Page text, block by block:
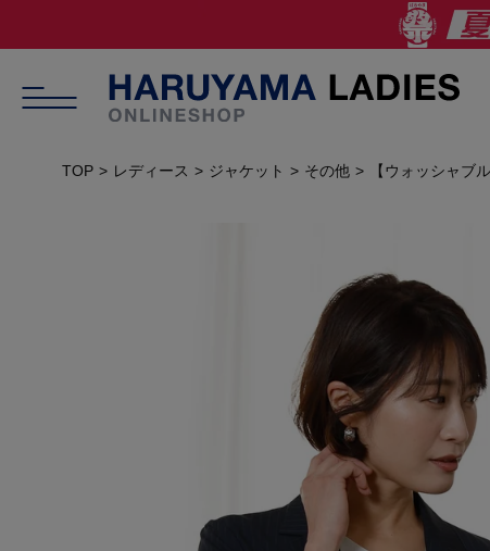
TOP レディース ジャケット その他 【ウォッシャブ